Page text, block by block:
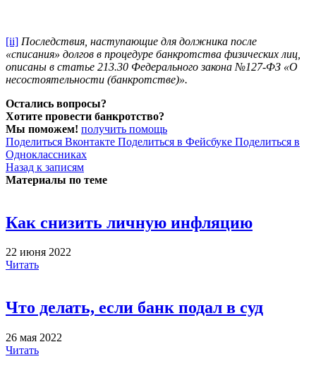
[ii] Последствия, наступающие для должника после
«списания» долгов в процедуре банкротства физических лиц,
описаны в статье 213.30 Федерального закона №127-ФЗ «О
несостоятельности (банкротстве)».
Остались вопросы?
Хотите провести банкротство?
Мы поможем! получить помощь
Поделиться Вконтакте Поделиться в Фейсбуке Поделиться в
Одноклассниках
Назад к записям
Материалы по теме
Как снизить личную инфляцию
22 июня 2022
Читать
Что делать, если банк подал в суд
26 мая 2022
Читать